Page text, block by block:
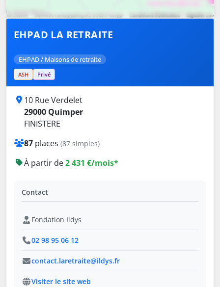
EHPAD LA RETRAITE
EHPAD / Maisons de retraite
ASH Privé
10 Rue Verdelet
29000 Quimper
FINISTERE
87 places (87 simples)
À partir de2 431 €/mois*
Contact
Fondation Ildys
02 98 95 06 12
contact.laretraite@ildys.fr
Visiter le site web